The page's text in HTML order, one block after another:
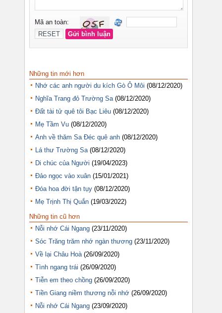
Những tin mới hơn
Nhớ các anh người du kích Gò Ô Môi (08/12/2020)
Nghĩa Trang đỏ Trường Sa (08/12/2020)
Đất tài tử quê tôi Bạc Liêu (08/12/2020)
Mẹ Tầm Vu (08/12/2020)
Anh về thăm Sa Đéc quê anh (08/12/2020)
Lá thư Trường Sa (08/12/2020)
Di chúc của Người (19/04/2023)
Đảo ngọc vào xuân (15/01/2021)
Đóa hoa đời tận tụy (08/12/2020)
Mẹ Trịnh Thị Quắn (19/03/2022)
Những tin cũ hơn
Nỗi nhớ Cái Ngang (23/11/2020)
Sóc Trăng trăm nhớ ngàn thương (23/11/2020)
Về lại Châu Hoà (26/09/2020)
Tình ngang trái (26/09/2020)
Tiễn em theo chồng (26/09/2020)
Tiền Giang niềm thương nỗi nhớ (26/09/2020)
Nỗi nhớ Cái Ngang (23/09/2020)